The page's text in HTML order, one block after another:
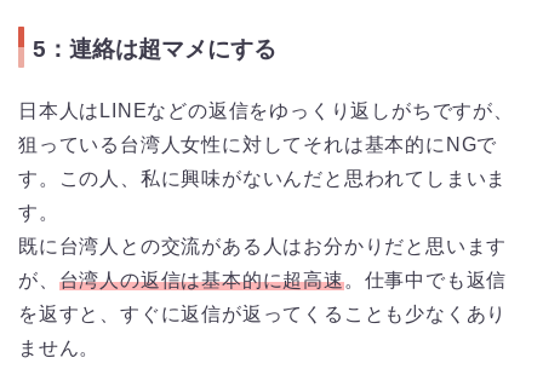
5：連絡は超マメにする
日本人はLINEなどの返信をゆっくり返しがちですが、
狙っている台湾人女性に対してそれは基本的にNGで
す。この人、私に興味がないんだと思われてしまいま
す。
既に台湾人との交流がある人はお分かりだと思います
が、 台湾人の返信は基本的に超高速。仕事中でも返信
を返すと、すぐに返信が返ってくることも少なくあり
ません。